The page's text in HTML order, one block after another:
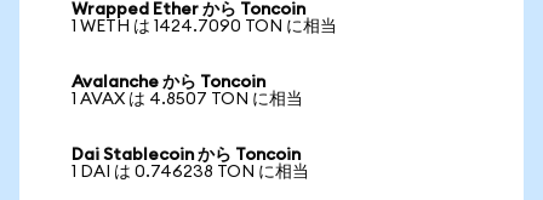
Wrapped Ether から Toncoin
1 WETH は 1424.7090 TON に相当
Avalanche から Toncoin
1 AVAX は 4.8507 TON に相当
Dai Stablecoin から Toncoin
1 DAI は 0.746238 TON に相当